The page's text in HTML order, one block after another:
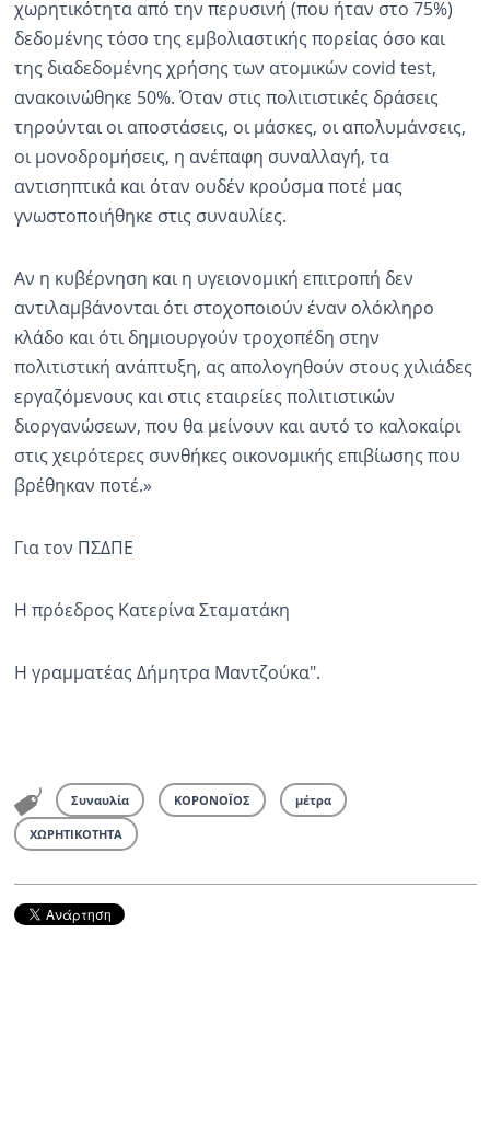
χωρητικότητα από την περυσινή (που ήταν στο 75%)
δεδομένης τόσο της εμβολιαστικής πορείας όσο και
της διαδεδομένης χρήσης των ατομικών covid test,
ανακοινώθηκε 50%. Όταν στις πολιτιστικές δράσεις
τηρούνται οι αποστάσεις, οι μάσκες, οι απολυμάνσεις,
οι μονοδρομήσεις, η ανέπαφη συναλλαγή, τα
αντισηπτικά και όταν ουδέν κρούσμα ποτέ μας
γνωστοποιήθηκε στις συναυλίες.
Αν η κυβέρνηση και η υγειονομική επιτροπή δεν
αντιλαμβάνονται ότι στοχοποιούν έναν ολόκληρο
κλάδο και ότι δημιουργούν τροχοπέδη στην
πολιτιστική ανάπτυξη, ας απολογηθούν στους χιλιάδες
εργαζόμενους και στις εταιρείες πολιτιστικών
διοργανώσεων, που θα μείνουν και αυτό το καλοκαίρι
στις χειρότερες συνθήκες οικονομικής επιβίωσης που
βρέθηκαν ποτέ.»
Για τον ΠΣΔΠΕ
Η πρόεδρος Κατερίνα Σταματάκη
Η γραμματέας Δήμητρα Μαντζούκα".
Συναυλία ΚΟΡΟΝΟΪΟΣ μέτρα
ΧΩΡΗΤΙΚΟΤΗΤΑ